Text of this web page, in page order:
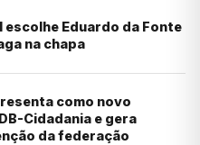
escolhe Eduardo da Fonte
na chapa
como novo
Cidadania e gera
da federação